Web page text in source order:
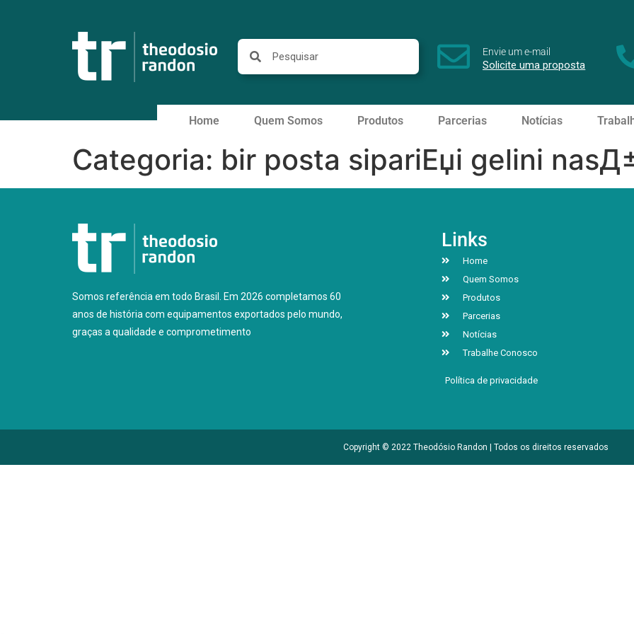
Envie um e-mail
Solicite uma proposta
Home Quem Somos Produtos Parcerias Notícias
Categoria: bir posta sipariЕџi gelini
Somos referência em todo Brasil. Em 2026 completamos 60
anos de história com equipamentos exportados pelo mundo,
graças a qualidade e comprometimento
Links
Home
Quem Somos
Produtos
Parcerias
Notícias
Trabalhe Conosco
Política de privacidade
Copyright © 2022 Theodósio Randon | Todos os direitos reservados